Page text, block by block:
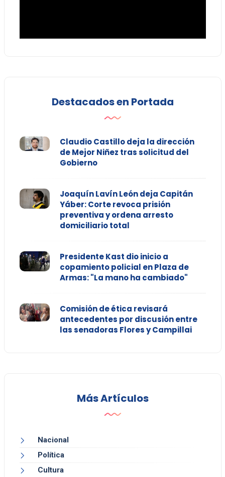
Destacados en Portada
Claudio Castillo deja la dirección
de Mejor Niñez tras solicitud del
Gobierno
Joaquín Lavín León deja Capitán
Yáber: Corte revoca prisión
preventiva y ordena arresto
domiciliario total
Presidente Kast dio inicio a
copamiento policial en Plaza de
Armas: "La mano ha cambiado"
Comisión de ética revisará
antecedentes por discusión entre
las senadoras Flores y Campillai
Más Artículos
Nacional
Política
Cultura